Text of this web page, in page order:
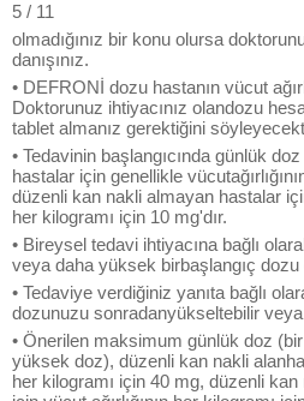
5 / 11
olmadığınız bir konu olursa
danışınız.
• DEFRONİ dozu hastanın vücut
Doktorunuz ihtiyacınız olandozu
tablet almanız gerektiğini
• Tedavinin başlangıcında günlük
hastalar için genellikle
düzenli kan nakli almayan hastalar
her kilogramı için 10 mg'dır.
• Bireysel tedavi ihtiyacına bağlı
veya daha yüksek birbaşlangıç dozu
• Tedaviye verdiğiniz yanıta bağlı
dozunuzu sonradanyükseltebilir
• Önerilen maksimum günlük doz
yüksek doz), düzenli kan nakli
her kilogramı için 40 mg, düzenli